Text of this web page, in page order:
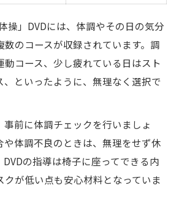
体操」DVDには、体調やその日の気分
数のコースが収録されています。調
コース、少し疲れている日はスト
、といったように、無理なく選択で
事前に体調チェックを行いましょ
や体調不良のときは、無理をせず休
の指導は椅子に座ってできる内
が低い点も安心材料となっていま